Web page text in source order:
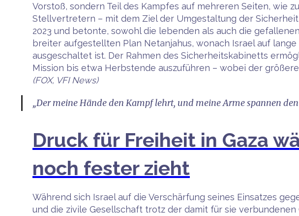
Vorstoß, sondern Teil des Kampfes auf mehreren Seiten, wie
Stellvertretern – mit dem Ziel der Umgestaltung der
2023 und betonte, sowohl die lebenden als auch die
breiter aufgestellten Plan Netanjahus, wonach Israel auf
ausgeschaltet ist. Der Rahmen des Sicherheitskabinetts
Mission bis etwa Herbstende auszuführen – wobei der
(FOX, VFI News)
„Der meine Hände den Kampf lehrt, und meine Arme spannen
Druck für Freiheit in Gaza
noch fester zieht
Während sich Israel auf die Verschärfung seines Einsatzes
und die zivile Gesellschaft trotz der damit für sie verbundenen